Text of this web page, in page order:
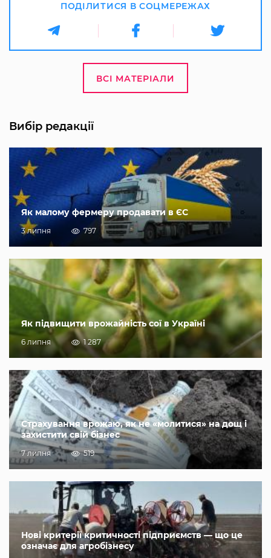
ПОДІЛИТИСЯ В СОЦМЕРЕЖАХ
ВСІ МАТЕРІАЛИ
Вибір редакції
Як малому фермеру продавати в ЄС
3 липня 797
Як підвищити врожайність сої в Україні
6 липня 1 287
Страхування врожаю, як не «молитися» на дощ і
захистити свій бізнес
7 липня 519
Нові критерії критичності підприємств — що це
означає для агробізнесу